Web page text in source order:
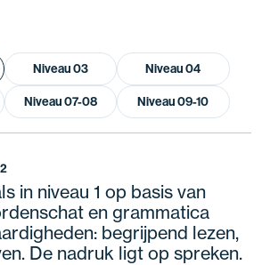
Niveau 03 Niveau 04
Niveau 07-08 Niveau 09-10
in niveau 1 op basis van
en grammatica
begrijpend lezen,
De nadruk ligt op spreken.